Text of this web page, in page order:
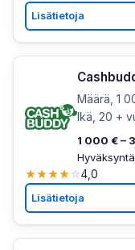
Lisätietoja
Määrä, 1
Ikä, 20 +
1 000 € –
★★★★☆4,0
Lisätietoja